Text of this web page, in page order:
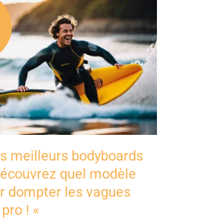
meilleurs bodyboards
quel modèle
dompter les vagues
! «